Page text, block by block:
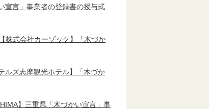
宣言」事業者の登録書の授与式
株式会社カーゾック】「木づか
ルズ志摩観光ホテル】「木づか
】三重県「木づかい宣言」事